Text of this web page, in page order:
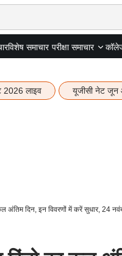
विशेष समाचार परीक्षा समाचार
2026 लाइव यूजीसी नेट जून
दिन, इन विवरणों में करें सुधार, 24 नवंबर